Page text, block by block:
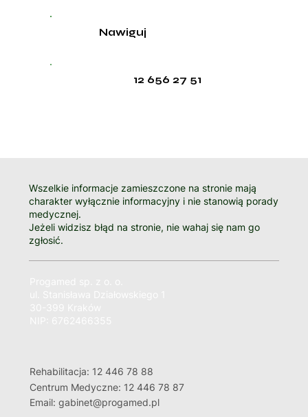
12 656 27 51
Nawiguj
Wszelkie informacje zamieszczone na stronie mają
charakter wyłącznie informacyjny i nie stanowią porady
medycznej.
Jeżeli widzisz błąd na stronie, nie wahaj się nam go
zgłosić.
Rehabilitacja: 12 446 78 88
Centrum Medyczne: 12 446 78 87
Email: gabinet@progamed.pl